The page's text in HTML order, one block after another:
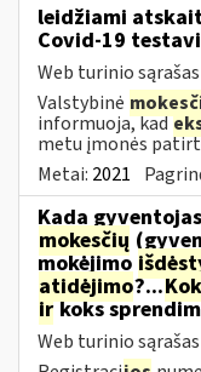
leidžiami
Covid-19
Web turinio sąrašas
Valstybinė
informuoja, kad
metu įmonės
Metai: 2021
Kada
mokesčių
mokėjimo
atidėjimo?...
irkoks
Web turinio sąrašas